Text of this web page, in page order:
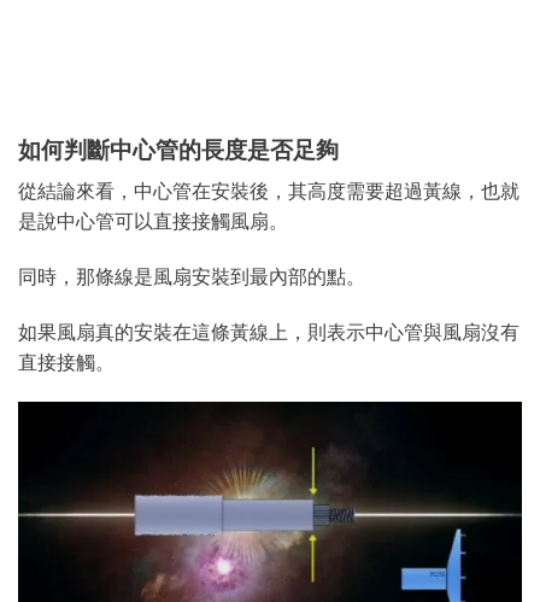
如何判斷中心管的長度是否足夠
從結論來看，中心管在安裝後，其高度需要超過黃線，也就
是說中心管可以直接接觸風扇。
同時，那條線是風扇安裝到最內部的點。
如果風扇真的安裝在這條黃線上，則表示中心管與風扇沒有
直接接觸。